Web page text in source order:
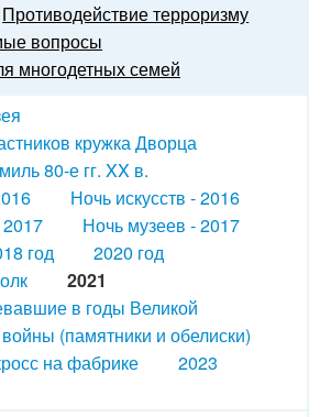
Противодействие терроризму
вопросы
многодетных семей
кружка Дворца
80-е гг. XX в.
Ночь искусств - 2016
2017
Ночь музеев - 2017
год
2020 год
2021
в годы Великой
(памятники и обелиски)
на фабрике
2023